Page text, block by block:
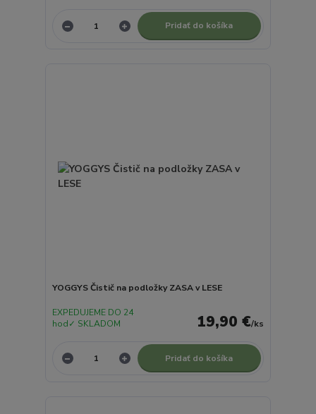
Pridať do košíka
YOGGYS Čistič na podložky ZASA v LESE
19,90 €/ks
EXPEDUJEME DO 24
hod✓ SKLADOM
Pridať do košíka